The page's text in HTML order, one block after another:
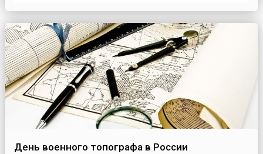
завоёвывая медали и устанавливая мировые рекорды.
Поэтому неудивительно, что не так давно было решено
учредить новый всероссийский праздник — День...
День военного топографа в России